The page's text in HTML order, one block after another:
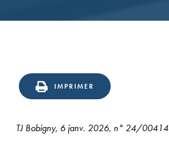
IMPRIMER
TJ Bobigny, 6 janv. 2026, n° 24/00414